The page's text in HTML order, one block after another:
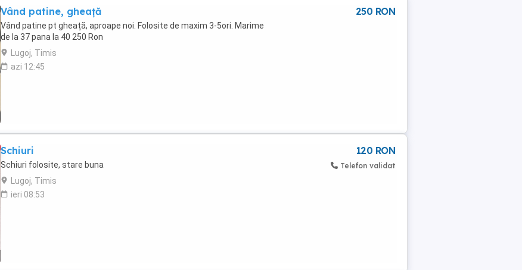
Vând patine, gheață
Vând patine pt gheață, aproape noi. Folosite de maxim 3-5ori. Marime
de la 37 pana la 40 250 Ron
Lugoj, Timis
azi 12:45
250 RON
Schiuri
Schiuri folosite, stare buna
Lugoj, Timis
ieri 08:53
120 RON
Telefon validat